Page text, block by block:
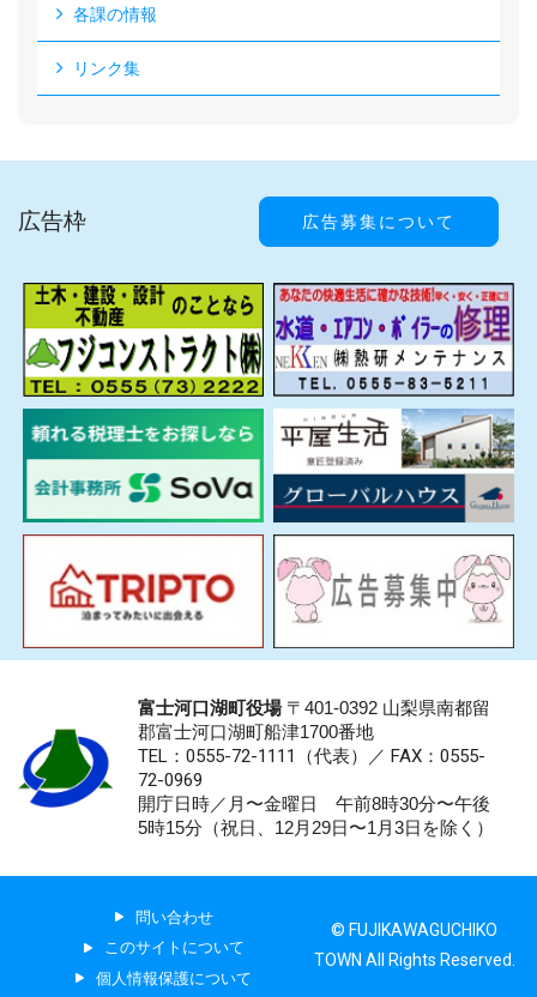
各課の情報
リンク集
広告枠 広告募集について
富士河口湖町役場〒401-0392 山梨県南都留
郡富士河口湖町船津1700番地
TEL：0555-72-1111 （代表）／ FAX：0555-
72-0969
開庁日時／月〜金曜日 午前8時30分〜午後
5時15分（祝日、12月29日〜1月3日を除く）
問い合わせ
このサイトについて
個人情報保護について
© FUJIKAWAGUCHIKO
TOWN All Rights Reserved.